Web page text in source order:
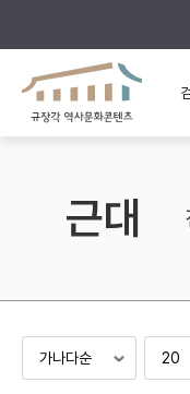
규장각의 어제와 오
규장각 소개영상
근대